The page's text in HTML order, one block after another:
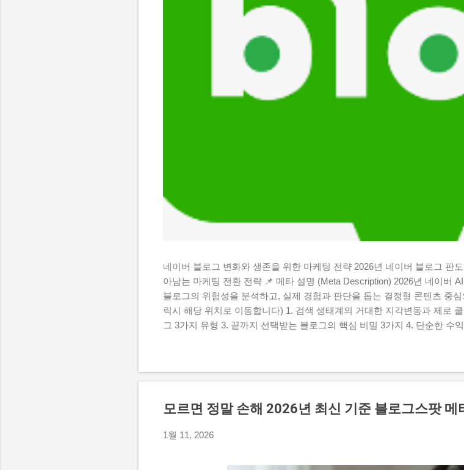
네이버 블로그 변화와 생존을 위한 마케팅 전략 2026년 네이버 블로그 판
아남는 마케팅 전환 전략 📌 메타 설명 (Meta Description) 2026년 네이버
블로그의 위험성을 분석하고, 실제 경험과 판단을 돕는 결정형 콘텐츠 중
릭시 해당 위치로 이동합니다) 1. 검색 생태계의 거대한 지각변동과 제로
그 3가지 유형 3. 끝까지 선택받는 블로그의 핵심 비밀 3가지 4. 단순한 수
전히 이동하고 있기 때문이에요. 이제 사용자들은 긴 글을 읽기보다 짧은
요한 기초 정보를 검색 결과창 내에서 즉시 확인하게 만들어 주고 있죠. 이
직접 눌러서 읽어야 하는 명확한 이유 를 제시하지 못하면 살아남기 힘든 구
모르면 정말 손해 2026년 최신 기준 블로그스팟 메
1월 11, 2026